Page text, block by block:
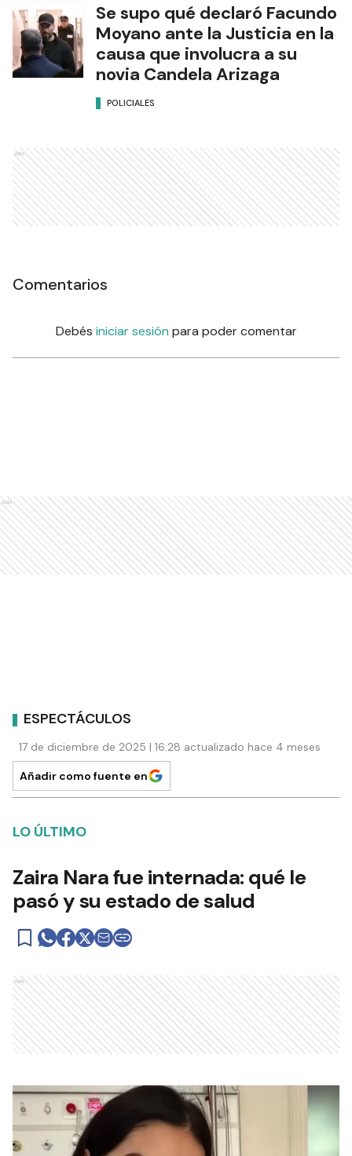
Se supo qué declaró Facundo
Moyano ante la Justicia en la
causa que involucra a su
novia Candela Arizaga
POLICIALES
Ads
Comentarios
Debés iniciar sesión para poder comentar
Ads
ESPECTÁCULOS
17 de diciembre de 2025 | 16:28 actualizado hace 4 meses
Añadir como fuente en
LO ÚLTIMO
Zaira Nara fue internada: qué le
pasó y su estado de salud
Ads